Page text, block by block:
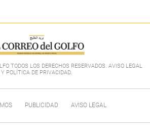
TODOS LOS DERECHOS RESERVADOS. AVISO LEGAL
Y POLÍTICA DE PRIVACIDAD.
PUBLICIDAD AVISO LEGAL